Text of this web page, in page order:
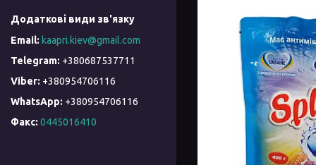
kaapri.kiev@gmail.com
+380687537711
+380954706116
+380954706116
Факс 0445016410